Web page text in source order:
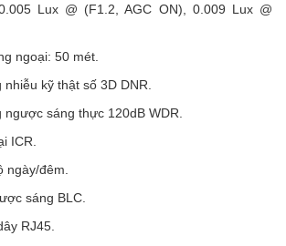
Lux @ (F1.2, AGC ON), 0.009 Lux @
ngoại: 50 mét.
kỹ thật số 3D DNR.
sáng thực 120dB WDR.
ICR.
ngày/đêm.
sáng BLC.
RJ45.